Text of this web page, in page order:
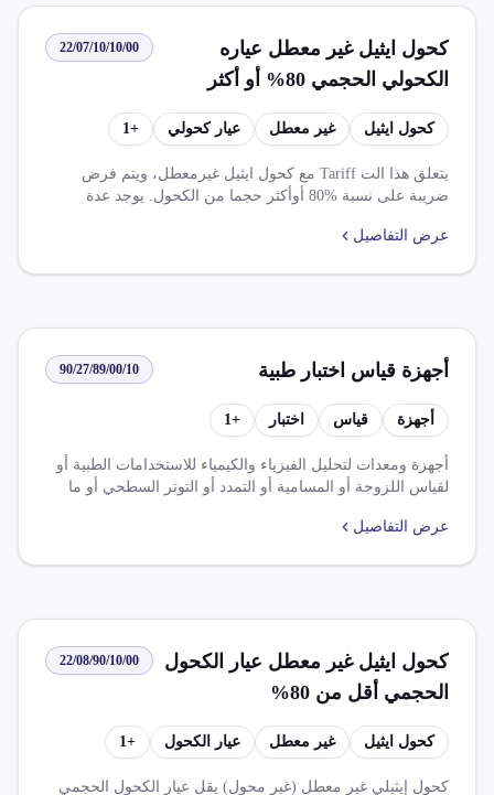
كحول ايثيل غير معطل عياره
الكحولي الحجمي 80% أو أكثر
22/07/10/10/00
كحول ايثيل غير معطل عيار كحولي +
1
يتعلق هذا الت Tariff مع كحول ايثيل غيرمعطل، ويتم فرض
ضريبة على نسبة %80 أوأكثر حجما من الكحول. يوجد عدة
عرض التفاصيل
أجهزة قياس اختبار طبية 90/27/89/00/10
أجهزة قياس اختبار +
1
أجهزة ومعدات لتحليل الفيزياء والكيمياء للاستخدامات الطبية أو
لقياس اللزوجة أو المسامية أو التمدد أو التوتر السطحي أو ما
الميركسور (القائمة أ) - تخفيض بنسبة 100% للضريبة الجمركية
أوروبية (الملحق 2، 3، 4) - تخفيض بنسبة 100% للضريبة
الجمركية والرسوم على السلع الصناعية الواردة في ظل اتفاقية
الشراكة المصرية والمملكة المتحدة - حظر استيراد المواد
الكيميائية والنفايات الخطرة - لا يُصرح بالإفراج عن الصنف دون
موافقة إدارة الموازين بمصلحة دمغ المصوغات والموازين
عرض التفاصيل
كحول ايثيل غير معطل عيار الكحول
الحجمي أقل من 80%
22/08/90/10/00
كحول ايثيل غير معطل عيار الكحول +
1
كحول إيثيلي غير معطل (غير محول) يقل عيار الكحول الحجمي